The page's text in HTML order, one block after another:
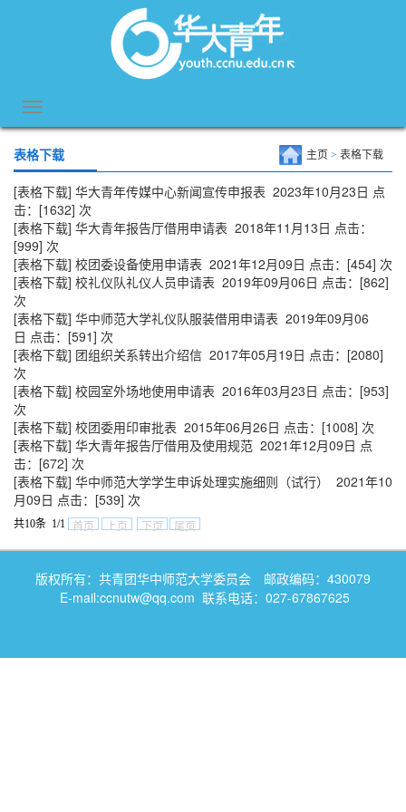
主页 > 表格下载
表格下载
[表格下载] 华大青年传媒中心新闻宣传申报表 2023年10月23日 点
击：[1632] 次
[表格下载] 华大青年报告厅借用申请表 2018年11月13日 点击：
[999] 次
[表格下载] 校团委设备使用申请表 2021年12月09日 点击：[454] 次
[表格下载] 校礼仪队礼仪人员申请表 2019年09月06日 点击：[862]
次
[表格下载] 华中师范大学礼仪队服装借用申请表 2019年09月06
日 点击：[591] 次
[表格下载] 团组织关系转出介绍信 2017年05月19日 点击：[2080]
次
[表格下载] 校园室外场地使用申请表 2016年03月23日 点击：[953]
次
[表格下载] 校团委用印审批表 2015年06月26日 点击：[1008] 次
[表格下载] 华大青年报告厅借用及使用规范 2021年12月09日 点
击：[672] 次
[表格下载] 华中师范大学学生申诉处理实施细则（试行）
2021年10
月09日 点击：[539] 次
共10条 1/1 首页 上页 下页 尾页
版权所有：共青团华中师范大学委员会 邮政编码：430079
E-mail:ccnutw@qq.com 联系电话：027-67867625